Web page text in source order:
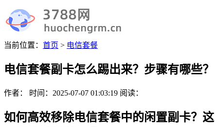
当前位置： 首页 > 电信套餐
电信套餐副卡怎么踢出来？步骤有哪些？
作者： 时间： 2025-07-07 01:03:19 阅读：
如何高效移除电信套餐中的闲置副卡？这